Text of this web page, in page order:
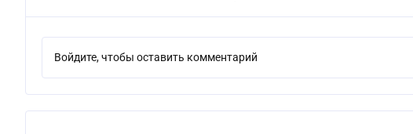
Войдите, чтобы оставить комментарий